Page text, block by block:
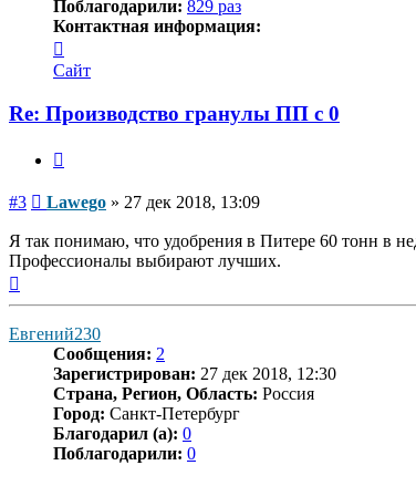
Поблагодарили: 829 раз
Контактная информация:
информация
пользователя
Сайт
Re: Производство гранулы ПП с 0
#3 Сообщение
Lawego » 27 дек 2018, 13:09
Я так понимаю, что удобрения в Питере 60 тонн в
Профессионалы выбирают лучших.
Евгений230
Сообщения: 2
Зарегистрирован: 27 дек 2018, 12:30
Страна, Регион, Область: Россия
Город: Санкт-Петербург
Благодарил (а): 0
Поблагодарили: 0